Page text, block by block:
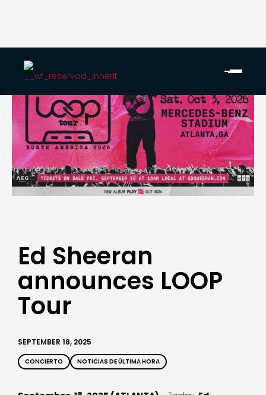
Ed Sheeran
announces LOOP
Tour
SEPTEMBER 18, 2025
CONCIERTO NOTICIAS DE ÚLTIMA HORA